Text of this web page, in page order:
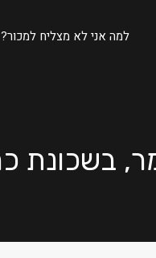
למה אני לא מצליח למכור?